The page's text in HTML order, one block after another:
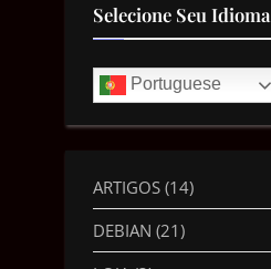
Selecione Seu Idioma
Portuguese
ARTIGOS (14)
DEBIAN (21)